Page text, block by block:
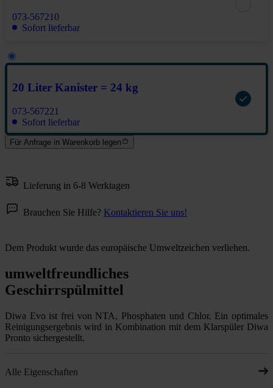
073-567210
Sofort lieferbar
20 Liter Kanister = 24 kg
073-567221
Sofort lieferbar
Für Anfrage in Warenkorb legen
Lieferung in 6-8 Werktagen
Brauchen Sie Hilfe? Kontaktieren Sie uns!
Dem Produkt wurde das europäische Umweltzeichen verliehen.
umweltfreundliches
Geschirrspülmittel
Diwa Evo ist frei von NTA, Phosphaten und Chlor. Ein optimales
Reinigungsergebnis wird in Kombination mit dem Klarspüler Diwa
Pronto sichergestellt.
Alle Eigenschaften